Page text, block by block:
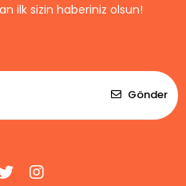
ilk sizin haberiniz olsun!
Gönder